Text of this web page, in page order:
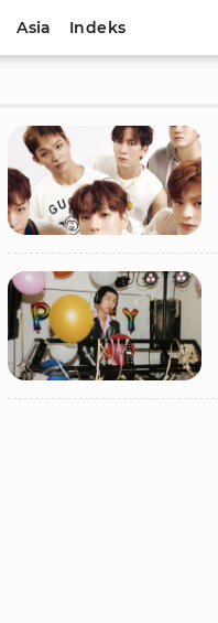
Asia Indeks